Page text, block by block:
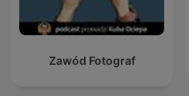
Zawód Fotograf